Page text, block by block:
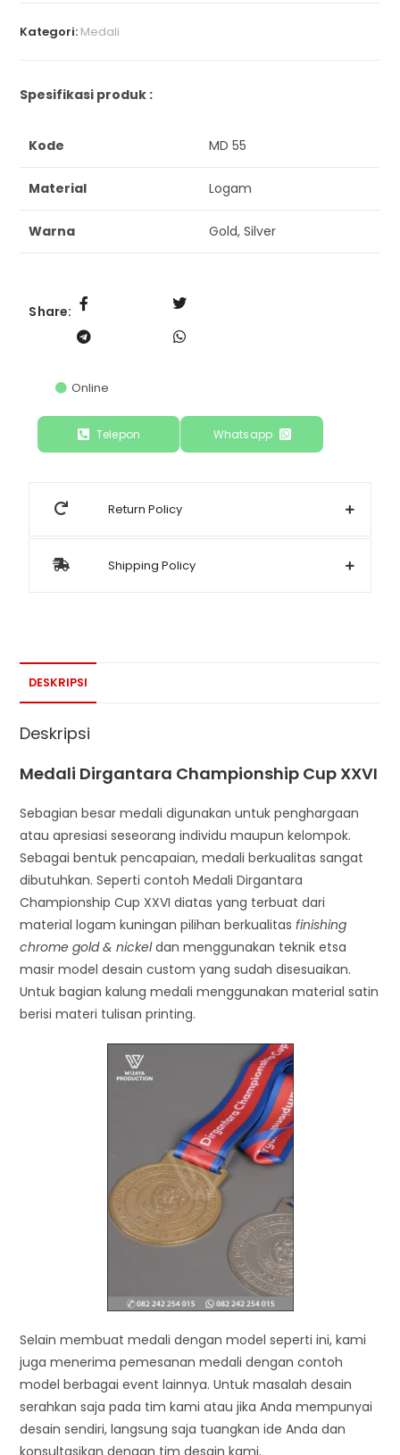
Kategori: Medali
Spesifikasi produk :
Kode MD 55
Material Logam
Warna Gold, Silver
Share:
Online
Telepon Whatsapp
Return Policy
Shipping Policy
DESKRIPSI
Deskripsi
Medali Dirgantara Championship Cup XXVI
Sebagian besar medali digunakan untuk penghargaan
atau apresiasi seseorang individu maupun kelompok.
Sebagai bentuk pencapaian, medali berkualitas sangat
dibutuhkan. Seperti contoh Medali Dirgantara
Championship Cup XXVI diatas yang terbuat dari
material logam kuningan pilihan berkualitasfinishing
chrome gold & nickeldan menggunakan teknik etsa
masir model desain custom yang sudah disesuaikan.
Untuk bagian kalung medali menggunakan material satin
berisi materi tulisan printing.
Selain membuat medali dengan model seperti ini, kami
juga menerima pemesanan medali dengan contoh
model berbagai event lainnya. Untuk masalah desain
serahkan saja pada tim kami atau jika Anda mempunyai
desain sendiri, langsung saja tuangkan ide Anda dan